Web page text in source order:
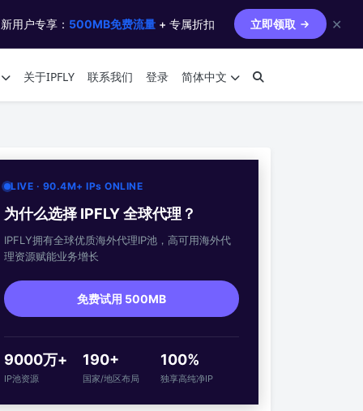
用户专享： 500MB免费流量 + 专属折扣 立即领取 ✕
关于IPFLY 联系我们 登录 简体中文
LIVE · 90.4M+ IPs ONLINE
为什么选择 IPFLY 全球代理？
IPFLY拥有全球优质海外代理IP池，高可用海外代
理资源赋能业务增长
免费试用 500MB
9000万+
IP池资源
190+
国家/地区布局
100%
独享高纯净IP